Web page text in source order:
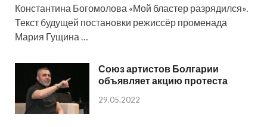
Константина Богомолова «Мой бластер разрядился».
Текст будущей постановки режиссёр променада
Мария Гущина …
Союз артистов Болгарии
объявляет акцию протеста
29.05.2022